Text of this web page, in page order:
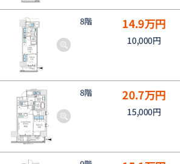
8階 14.9万円
10,000円
8階 20.7万円
15,000円